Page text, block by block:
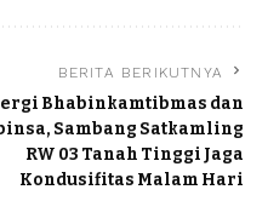
BERITA BERIKUTNYA
Bhabinkamtibmas dan
Sambang Satkamling
RW 03 Tanah Tinggi Jaga
Kondusifitas Malam Hari